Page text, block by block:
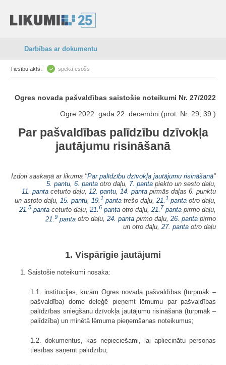
Darbības ar dokumentu
Tiesību akts: spēkā esošs
Ogres novada pašvaldības saistošie noteikumi Nr. 27/2022
Ogrē 2022. gada 22. decembrī (prot. Nr. 29; 39.)
Par pašvaldības palīdzību dzīvokļa
jautājumu risināšanā
Izdoti saskaņā ar likuma "Par palīdzību dzīvokļa jautājumu risināšanā"
5. pantu 6. panta otro daļu, 7. panta piekto un sesto daļu,
11. panta ceturto daļu, 12. pantu 14. panta pirmās daļas 6. punktu
un astoto daļu, 15. pantu, 19. 1 panta trešo daļu, 21. 1 panta otro daļu,
21.5 panta ceturto daļu, 21.6 panta otro daļu, 21. 7 panta pirmo daļu,
21. 9 panta otro daļu, 24. panta pirmo daļu, 26. panta pirmo
un otro daļu, 27. panta otro daļu
1. Vispārīgie jautājumi
1. Saistošie noteikumi nosaka:
1.1. institūcijas, kurām Ogres novada pašvaldības (turpmāk –
pašvaldība) dome deleģē pieņemt lēmumu par pašvaldības
palīdzības sniegšanu dzīvokļa jautājumu risināšanā (turpmāk –
palīdzība) un minētā lēmuma pieņemšanas noteikumus;
1.2. dokumentus, kas nepieciešami, lai apliecinātu personas
tiesības saņemt palīdzību;